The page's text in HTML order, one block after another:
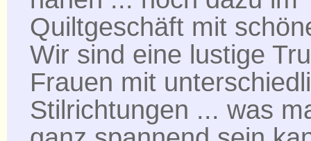
Quiltgeschäft mit
Wir sind eine lustige
Frauen mit
Stilrichtungen ... was